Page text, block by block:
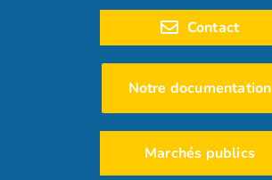
Contact
Notre documentation
Marchés publics